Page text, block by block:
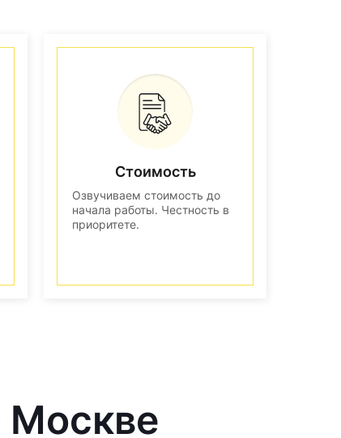
Стоимость
Озвучиваем стоимость до
начала работы. Честность в
приоритете.
Москве